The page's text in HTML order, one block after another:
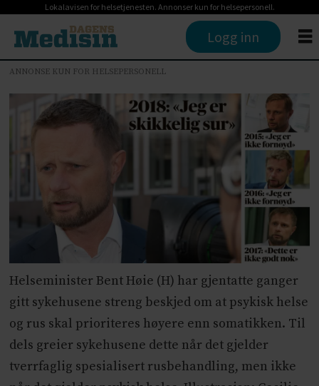
Lokalavisen for helsetjenesten. Annonser kun for helsepersonell.
Logg inn
ANNONSE KUN FOR HELSEPERSONELL
Helseminister Bent Høie (H) har gjentatte ganger
gitt sykehusene streng beskjed om at psykisk helse
og rus skal prioriteres høyere enn somatikken. Til
dels greier sykehusene dette når det gjelder
tverrfaglig spesialisert rusbehandling, men ikke